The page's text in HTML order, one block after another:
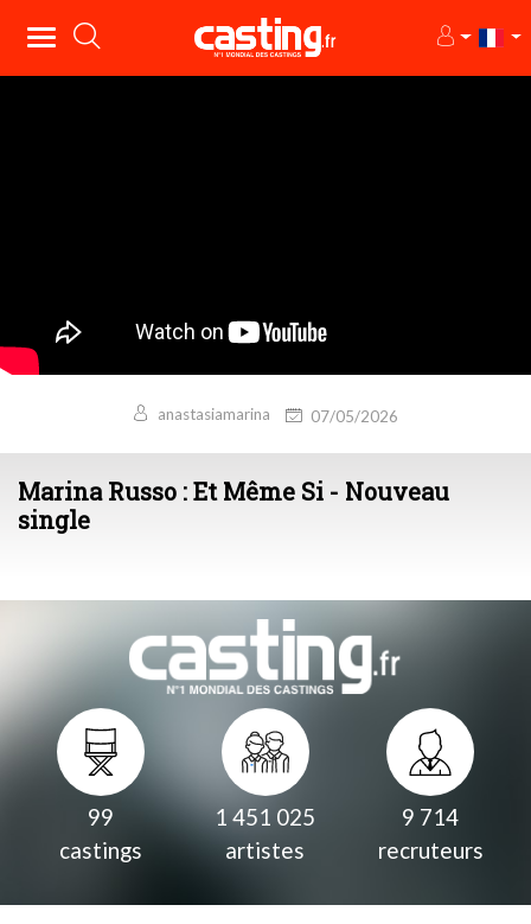
anastasiamarina 07/05/2026
Marina Russo : Et Même Si - Nouveau
single
99
castings
1 451 025
artistes
9 714
recruteurs